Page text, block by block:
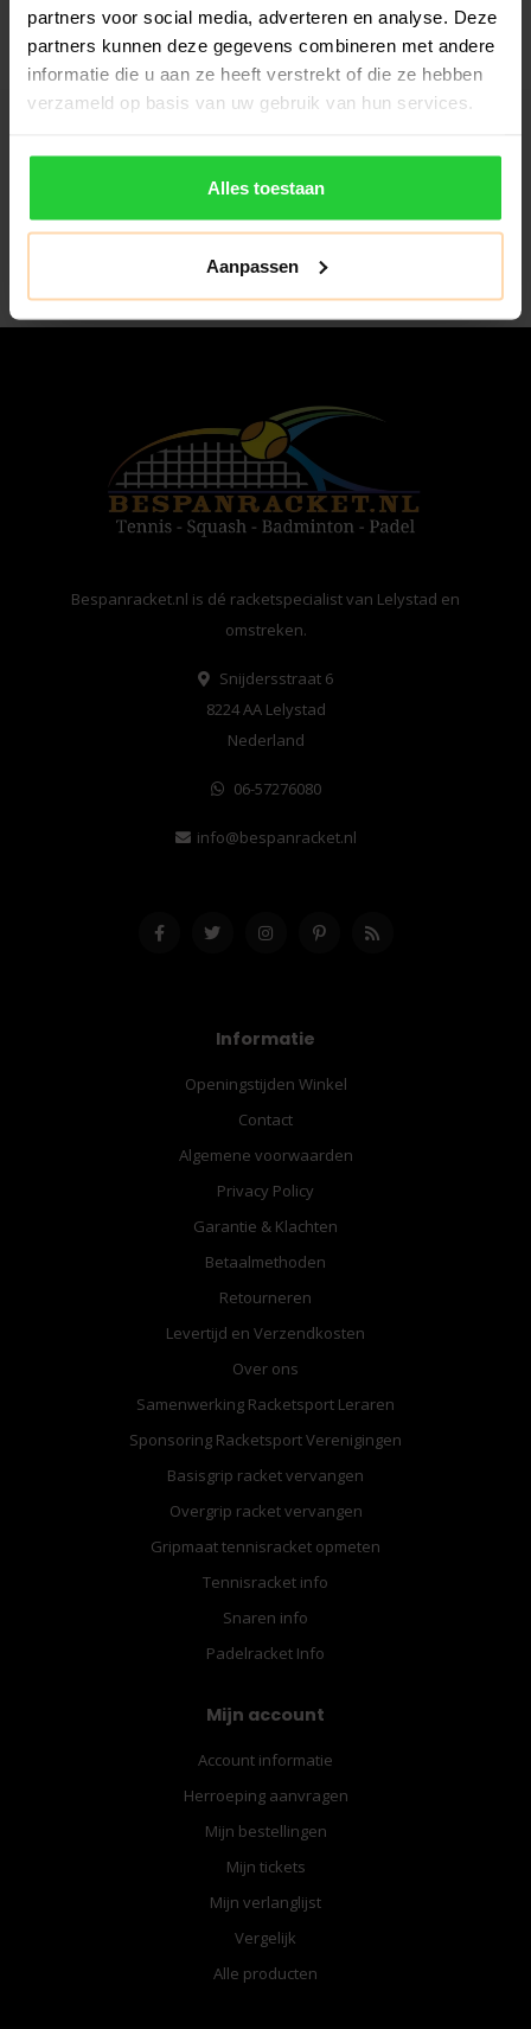
partners voor social media, adverteren en analyse. Deze
partners kunnen deze gegevens combineren met andere
informatie die u aan ze heeft verstrekt of die ze hebben
verzameld op basis van uw gebruik van hun services.
Alles toestaan
Aanpassen
Abonneer je op onze nieuwsbrief
Blijf op de hoogte van alle acties die wij je aanbieden!
Bespanracket.nl is dé racketspecialist van Lelystad en
omstreken.
Snijdersstraat 6
8224 AA Lelystad
Nederland
06-57276080
info@bespanracket.nl
Informatie
Openingstijden Winkel
Contact
Algemene voorwaarden
Privacy Policy
Garantie & Klachten
Betaalmethoden
Retourneren
Levertijd en Verzendkosten
Over ons
Samenwerking Racketsport Leraren
Sponsoring Racketsport Verenigingen
Basisgrip racket vervangen
Overgrip racket vervangen
Gripmaat tennisracket opmeten
Tennisracket info
Snaren info
Padelracket Info
Mijn account
Account informatie
Herroeping aanvragen
Mijn bestellingen
Mijn tickets
Mijn verlanglijst
Vergelijk
Alle producten